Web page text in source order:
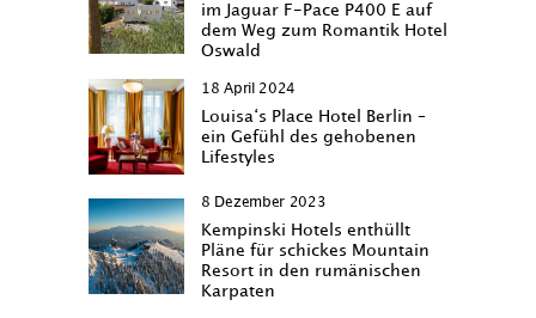
im Jaguar F-Pace P400 E auf
dem Weg zum Romantik Hotel
Oswald
18 April 2024
Louisa‘s Place Hotel Berlin –
ein Gefühl des gehobenen
Lifestyles
8 Dezember 2023
Kempinski Hotels enthüllt
Pläne für schickes Mountain
Resort in den rumänischen
Karpaten